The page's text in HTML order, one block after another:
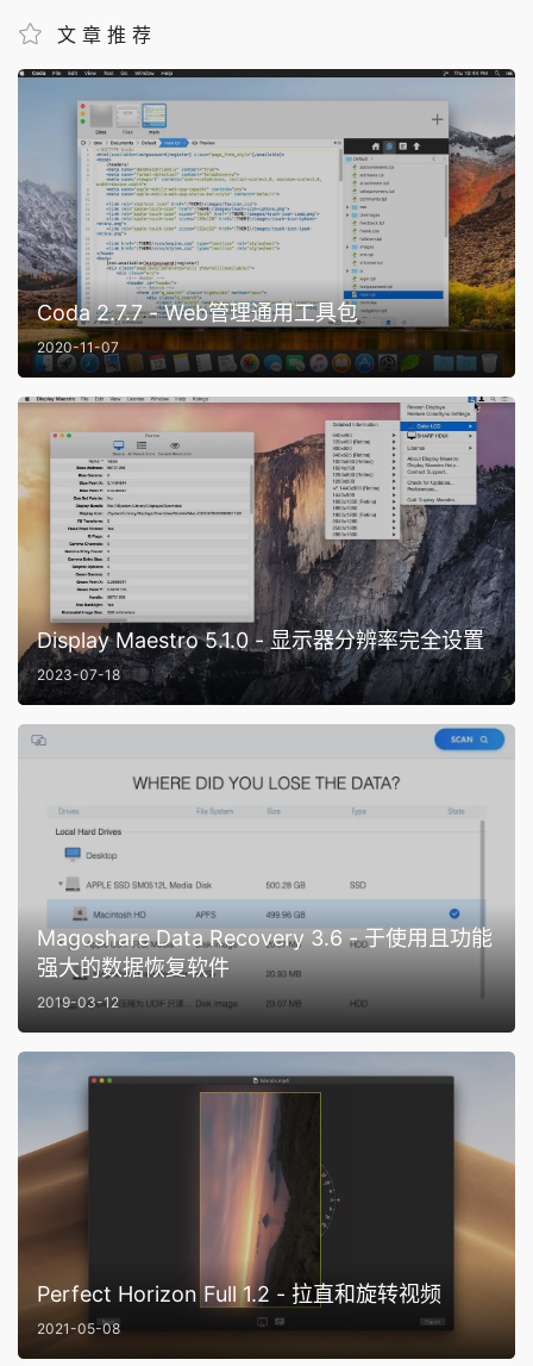
文章推荐
Coda 2.7.7 - Web管理通用工具包
2020-11-07
Display Maestro 5.1.0 - 显示器分辨率完全设置
2023-07-18
Magoshare Data Recovery 3.6 - 于使用且功能
强大的数据恢复软件
2019-03-12
Perfect Horizon Full 1.2 - 拉直和旋转视频
2021-05-08